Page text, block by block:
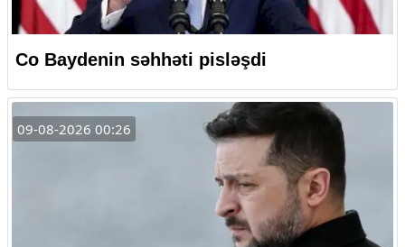
Co Baydenin səhhəti pisləşdi
09-08-2026 00:26